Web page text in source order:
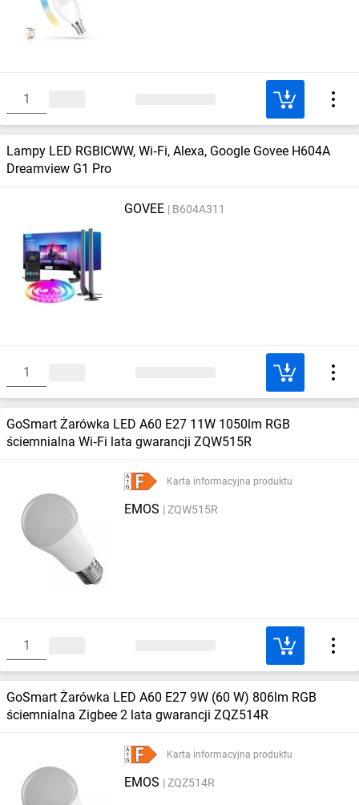
Lampy LED RGBICWW, Wi‑Fi, Alexa, Google Govee H604A
Dreamview G1 Pro
GOVEE B604A311
GoSmart Żarówka LED A60 E27 11W 1050lm RGB
ściemnialna Wi‑Fi lata gwarancji ZQW515R
Karta informacyjna produktu
EMOS ZQW515R
GoSmart Żarówka LED A60 E27 9W (60 W) 806lm RGB
ściemnialna Zigbee 2 lata gwarancji ZQZ514R
Karta informacyjna produktu
EMOS ZQZ514R